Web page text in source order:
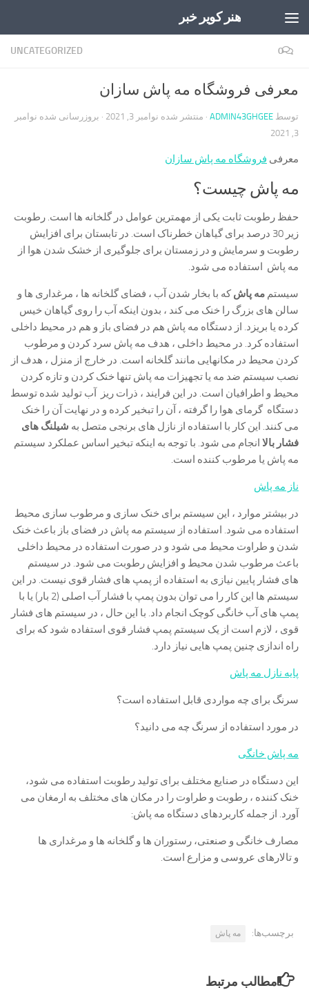
هنر کویر خبر
UNCATEGORIZED 0
معرفی فروشگاه مه پاش سازان
توسط ADMIN43GHGEE · منتشر شده نوامبر 3, 2021 · بروزرسانی شده نوامبر
3, 2021
معرفی فروشگاه مه پاش سازان
مه پاش چیست؟
حفظ رطوبت ثابت یکی از مهمترین عوامل در گلخانه ها است. رطوبت
زیر 30 درصد برای گیاهان خطرناک است. در تابستان برای افزایش
رطوبت و سرمایش و در زمستان برای جلوگیری از خشک شدن هوا از
مه پاش استفاده می شود.
سیستم مه پاش که با بخار شدن آب ، فضای گلخانه ها ، مرغداری ها و
سالن های بزرگ را خنک می کند ، بدون اینکه آب را روی گیاهان خیس
کرده یا بریزد. از دستگاه مه پاش هم در فضای باز و هم در محیط داخلی
استفاده کرد. در محیط داخلی ، هدف مه پاش سرد کردن و مرطوب
کردن محیط در مکانهایی مانند گلخانه است. در خارج از منزل ، هدف از
نصب سیستم ضد مه یا تجهیزات مه پاش تنها خنک کردن و تازه کردن
محیط و اطرافیان است. در این فرایند ، ذرات ریز آب تولید شده توسط
دستگاه گرمای هوا را گرفته ، آن را تبخیر کرده و در نهایت آن را خنک
می کنند. این کار با استفاده از نازل های برنجی متصل به شیلنگ های
فشار بالا انجام می شود. با توجه به اینکه تبخیر اساس عملکرد سیستم
مه پاش یا مرطوب کننده است.
ناز مه پاش
در بیشتر موارد ، این سیستم برای خنک سازی و مرطوب سازی محیط
استفاده می شود. استفاده از سیستم مه پاش در فضای باز باعث خنک
شدن و طراوت محیط می شود و در صورت استفاده در محیط داخلی
باعث مرطوب شدن محیط و افزایش رطوبت می شود. در سیستم
های فشار پایین نیازی به استفاده از پمپ های فشار قوی نیست. در این
سیستم ها این کار را می توان بدون پمپ با فشار آب اصلی (2 بار) یا با
پمپ های آب خانگی کوچک انجام داد. با این حال ، در سیستم های فشار
قوی ، لازم است از یک سیستم پمپ فشار قوی استفاده شود که برای
راه اندازی چنین پمپ هایی نیاز دارد.
پایه نازل مه پاش
سرنگ برای چه مواردی قابل استفاده است؟
در مورد استفاده از سرنگ چه می دانید؟
مه پاش خانگی
این دستگاه در صنایع مختلف برای تولید رطوبت استفاده می شود،
خنک کننده ، رطوبت و طراوت را در مکان های مختلف به ارمغان می
آورد. از جمله کاربردهای دستگاه مه پاش:
مصارف خانگی و صنعتی، رستوران ها و گلخانه ها و مرغداری ها
و تالارهای عروسی و مزارع است.
برچسب‌ها: مه پاش
مطالب مرتبط